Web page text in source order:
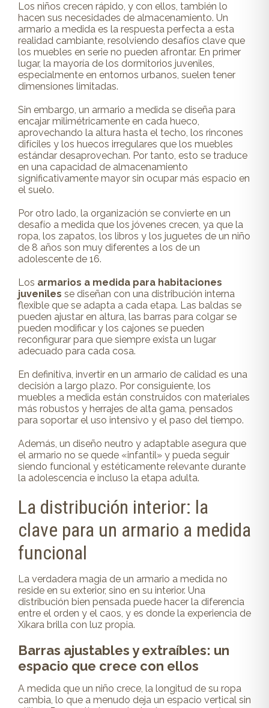
Los niños crecen rápido, y con ellos, también lo
hacen sus necesidades de almacenamiento. Un
armario a medida es la respuesta perfecta a esta
realidad cambiante, resolviendo desafíos clave que
los muebles en serie no pueden afrontar. En primer
lugar, la mayoría de los dormitorios juveniles,
especialmente en entornos urbanos, suelen tener
dimensiones limitadas.
Sin embargo, un armario a medida se diseña para
encajar milimétricamente en cada hueco,
aprovechando la altura hasta el techo, los rincones
difíciles y los huecos irregulares que los muebles
estándar desaprovechan. Por tanto, esto se traduce
en una capacidad de almacenamiento
significativamente mayor sin ocupar más espacio en
el suelo.
Por otro lado, la organización se convierte en un
desafío a medida que los jóvenes crecen, ya que la
ropa, los zapatos, los libros y los juguetes de un niño
de 8 años son muy diferentes a los de un
adolescente de 16.
Los armarios a medida para habitaciones
juveniles se diseñan con una distribución interna
flexible que se adapta a cada etapa. Las baldas se
pueden ajustar en altura, las barras para colgar se
pueden modificar y los cajones se pueden
reconfigurar para que siempre exista un lugar
adecuado para cada cosa.
En definitiva, invertir en un armario de calidad es una
decisión a largo plazo. Por consiguiente, los
muebles a medida están construidos con materiales
más robustos y herrajes de alta gama, pensados
para soportar el uso intensivo y el paso del tiempo.
Además, un diseño neutro y adaptable asegura que
el armario no se quede «infantil» y pueda seguir
siendo funcional y estéticamente relevante durante
la adolescencia e incluso la etapa adulta.
La distribución interior: la
clave para un armario a medida
funcional
La verdadera magia de un armario a medida no
reside en su exterior, sino en su interior. Una
distribución bien pensada puede hacer la diferencia
entre el orden y el caos, y es donde la experiencia de
Xíkara brilla con luz propia.
Barras ajustables y extraíbles: un
espacio que crece con ellos
A medida que un niño crece, la longitud de su ropa
cambia, lo que a menudo deja un espacio vertical sin